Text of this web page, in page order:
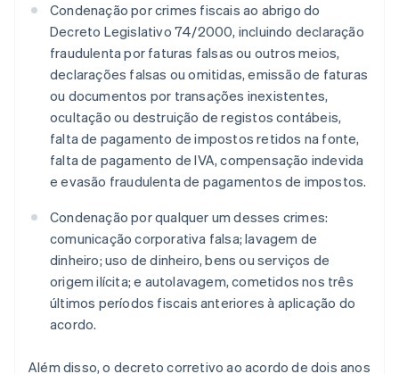
Condenação por crimes fiscais ao abrigo do
Decreto Legislativo 74/2000, incluindo declaração
fraudulenta por faturas falsas ou outros meios,
declarações falsas ou omitidas, emissão de faturas
ou documentos por transações inexistentes,
ocultação ou destruição de registos contábeis,
falta de pagamento de impostos retidos na fonte,
falta de pagamento de IVA, compensação indevida
e evasão fraudulenta de pagamentos de impostos.
Condenação por qualquer um desses crimes:
comunicação corporativa falsa; lavagem de
dinheiro; uso de dinheiro, bens ou serviços de
origem ilícita; e autolavagem, cometidos nos três
últimos períodos fiscais anteriores à aplicação do
acordo.
Além disso, o decreto corretivo ao acordo de dois anos